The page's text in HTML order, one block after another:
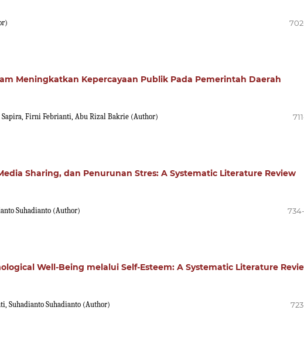
Meningkatkan Kepercayaan Publik Pada Pemerintah Daerah
Firni Febrianti, Abu Rizal Bakrie (Author)
Sharing, dan Penurunan Stres: A Systematic Literature Review
Suhadianto (Author)
Well-Being melalui Self-Esteem: A Systematic Literature
Suhadianto Suhadianto (Author)